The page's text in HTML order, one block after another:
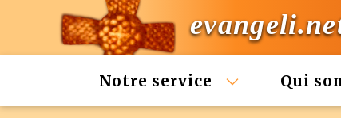
Notre service Qui